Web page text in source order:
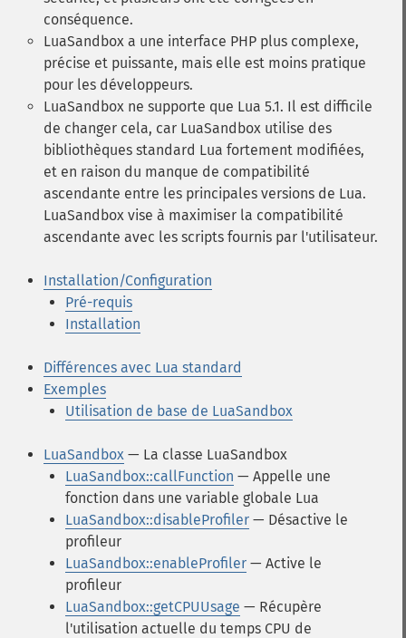
conséquence.
LuaSandbox a une interface PHP plus complexe,
précise et puissante, mais elle est moins pratique
pour les développeurs.
LuaSandbox ne supporte que Lua 5.1. Il est difficile
de changer cela, car LuaSandbox utilise des
bibliothèques standard Lua fortement modifiées,
et en raison du manque de compatibilité
ascendante entre les principales versions de Lua.
LuaSandbox vise à maximiser la compatibilité
ascendante avec les scripts fournis par l'utilisateur.
Installation/Configuration
Pré-requis
Installation
Différences avec Lua standard
Exemples
Utilisation de base de LuaSandbox
LuaSandbox — La classe LuaSandbox
LuaSandbox::callFunction — Appelle une
fonction dans une variable globale Lua
LuaSandbox::disableProfiler — Désactive le
profileur
LuaSandbox::enableProfiler — Active le
profileur
LuaSandbox::getCPUUsage — Récupère
l'utilisation actuelle du temps CPU de